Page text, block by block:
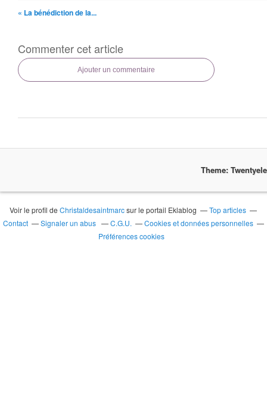
« La bénédiction de la...
Commenter cet article
Ajouter un commentaire
Theme:
Voir le profil deChristaldesaintmarcsur le portail Eklablog
Top articles
Contact
Signaler un abus C.G.U.
Cookies et données personnelles
Préférences cookies